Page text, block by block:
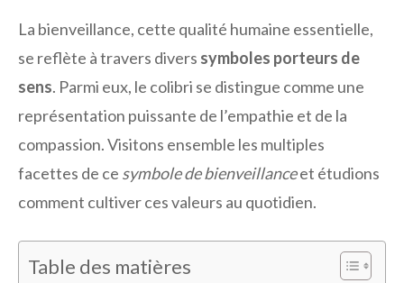
La bienveillance, cette qualité humaine essentielle,
se reflète à travers divers symboles porteurs de
sens. Parmi eux, le colibri se distingue comme une
représentation puissante de l’empathie et de la
compassion. Visitons ensemble les multiples
facettes de ce symbole de bienveillanceet étudions
comment cultiver ces valeurs au quotidien.
Table des matières